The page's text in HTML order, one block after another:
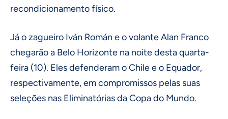
recondicionamento físico.
Já o zagueiro Iván Román e o volante Alan Franco
chegarão a Belo Horizonte na noite desta quarta-
feira (10). Eles defenderam o Chile e o Equador,
respectivamente, em compromissos pelas suas
seleções nas Eliminatórias da Copa do Mundo.